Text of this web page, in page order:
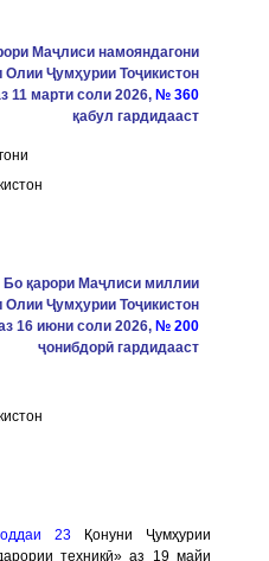
Маҷлиси намояндагони
Олии Ҷумҳурии Тоҷикистон
11 марти соли 2026, № 360
қабул гардидааст
Бо қарори Маҷлиси миллии
Олии Ҷумҳурии Тоҷикистон
16 июни соли 2026, № 200
ҷонибдорӣ гардидааст
23 Қонуни Ҷумҳурии
техникӣ» аз 19 майи